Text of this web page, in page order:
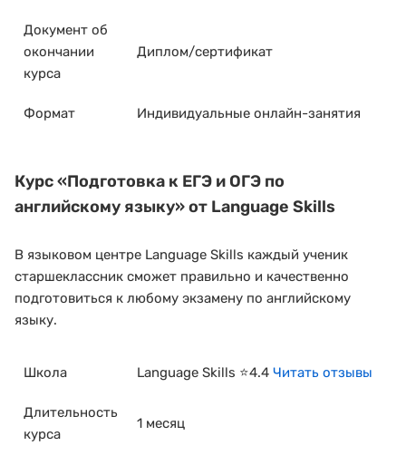
Документ об
окончании
курса
Диплом/сертификат
Формат Индивидуальные онлайн-занятия
Курс«Подготовка к ЕГЭ и ОГЭ по
английскому языку»от Language Skills
В языковом центре Language Skills каждый ученик
старшеклассник сможет правильно и качественно
подготовиться к любому экзамену по английскому
языку.
Школа Language Skills ⭐4.4 Читать отзывы
Длительность
курса
1 месяц